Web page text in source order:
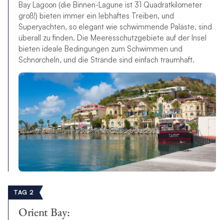
Bay Lagoon (die Binnen-Lagune ist 31 Quadratkilometer
groß!) bieten immer ein lebhaftes Treiben, und
Superyachten, so elegant wie schwimmende Paläste, sind
überall zu finden. Die Meeresschutzgebiete auf der Insel
bieten ideale Bedingungen zum Schwimmen und
Schnorcheln, und die Strände sind einfach traumhaft.
TAG 2
Orient Bay: